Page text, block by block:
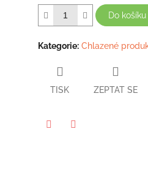
5
hvězdiček.
Do košíku
Kategorie: Chlazené
TISK ZEPTAT SE